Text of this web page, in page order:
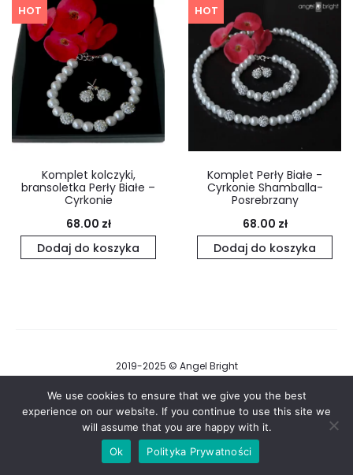
HOT
Komplet kolczyki,
bransoletka Perły Białe –
Cyrkonie
68.00 zł
Dodaj do koszyka
HOT
Komplet Perły Białe -
Cyrkonie Shamballa-
Posrebrzany
68.00 zł
Dodaj do koszyka
2019-2025 © Angel Bright
F
a
c
e
I
n
s
t
We use cookies to ensure that we give you the best
experience on our website. If you continue to use this site we
will assume that you are happy with it.
Ok
Polityka Prywatności